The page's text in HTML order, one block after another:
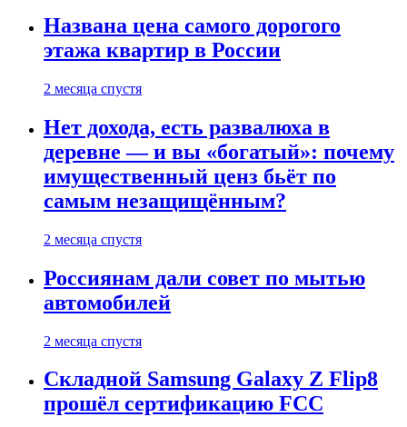
Названа цена самого дорогого
этажа квартир в России
2 месяца спустя
Нет дохода, есть развалюха в
деревне — и вы «богатый»: почему
имущественный ценз бьёт по
самым незащищённым?
2 месяца спустя
Россиянам дали совет по мытью
автомобилей
2 месяца спустя
Складной Samsung Galaxy Z Flip8
прошёл сертификацию FCC